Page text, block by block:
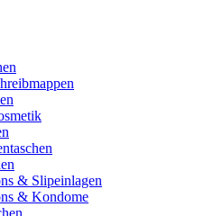
& Slipeinlagen
& Kondome